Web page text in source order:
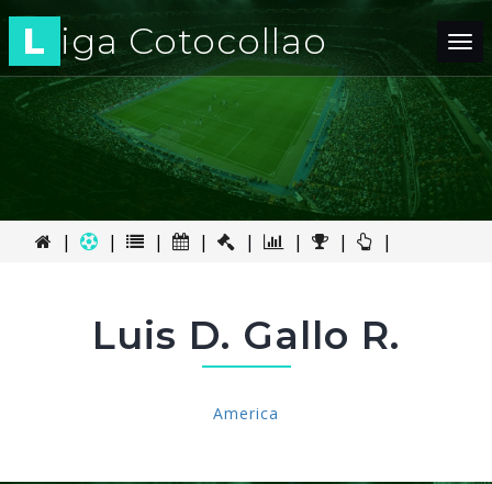
L iga Cotocollao
| | | | | | | |
Luis D. Gallo R.
America